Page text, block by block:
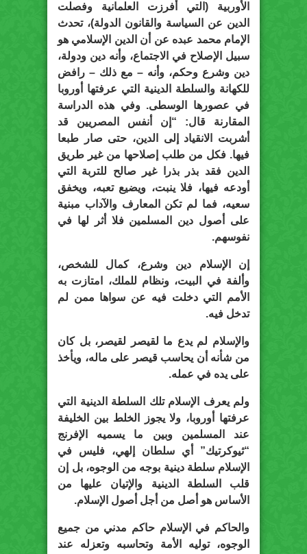
الأوربية (التي أفرزت العلمانية وفصلت
الدين عن السياسة والقانون الدولة)، تحدث
الإمام محمد عبده عن أن الدين الإسلامي هو
سبيل الإصلاح في الاجتماع، وأنه دين ودولة،
دين وشرع وحكم، وأنه – مع ذلك – رافض
للكهانة والسلطة الدينية التي عرفتها أوروبا
في عصورها الوسطى. وفي هذه الدراسة
المقارنة قال: “إن أنفس المصريين قد
أشربت الانقياد إلى الدين، حتى صار طبعا
فيها. فكل من طلب إصلاحها من غير طريق
الدين فقد بذر بذرا غير صالح للتربة التي
أودعه فيها، فلا ينبت، ويضيع تعبه، ويخفق
سعيه، فما لم تكن المعارف والآداب مبنية
على أصول دين المسلمين فلا أثر لها في
نفوسهم.
إن الإسلام دين وشرع، كمال للشخص،
وألفة في البيت، ونظام للملك، امتازت به
الأمم التي دخلت فيه عن سواها ممن لم
تدخل فيه.
والإسلام لم يدع ما لقيصر لقيصر، بل كان
من شأنه أن يحاسب قيصر على ماله، ويأخذ
على يده في عمله.
ولم يعرف الإسلام تلك السلطة الدينية التي
عرفتها أوروبا، ولا يجوز الخلط بين الخليفة
عند المسلمين وبين ما يسميه الإفرنج
“ثيوكرتيك” أي سلطان إلهي، فليس في
الإسلام سلطة دينية بوجه من الوجوه، بل إن
قلب السلطة الدينية والإتيان عليها من
الأساس هو أصل من أجل أصول الإسلام.
والحاكم في الإسلام حاكم مدني من جميع
الوجوه، توليه الأمة وتحاسبه وتعزله عند